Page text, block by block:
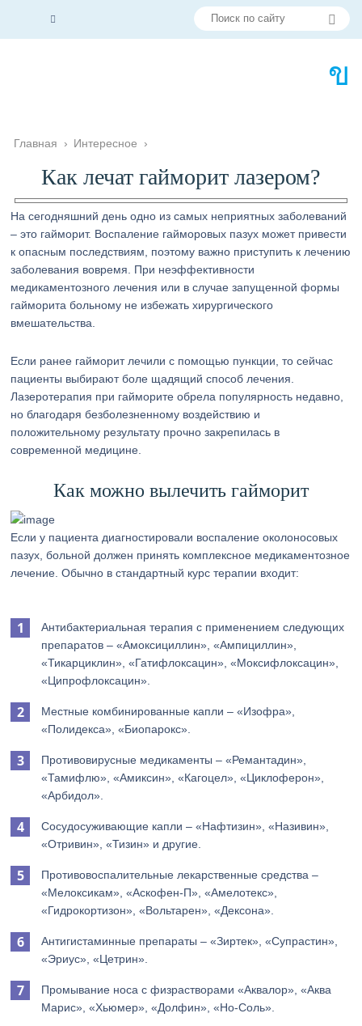
Главная › Интересное ›
Как лечат гайморит лазером?
На сегодняшний день одно из самых неприятных заболеваний
– это гайморит. Воспаление гайморовых пазух может привести
к опасным последствиям, поэтому важно приступить к лечению
заболевания вовремя. При неэффективности
медикаментозного лечения или в случае запущенной формы
гайморита больному не избежать хирургического
вмешательства.
Если ранее гайморит лечили с помощью пункции, то сейчас
пациенты выбирают боле щадящий способ лечения.
Лазеротерапия при гайморите обрела популярность недавно,
но благодаря безболезненному воздействию и
положительному результату прочно закрепилась в
современной медицине.
Как можно вылечить гайморит
Если у пациента диагностировали воспаление околоносовых
пазух, больной должен принять комплексное медикаментозное
лечение. Обычно в стандартный курс терапии входит:
Антибактериальная терапия с применением следующих
препаратов – «Амоксициллин», «Ампициллин»,
«Тикарциклин», «Гатифлоксацин», «Моксифлоксацин»,
«Ципрофлоксацин».
Местные комбинированные капли – «Изофра»,
«Полидекса», «Биопарокс».
Противовирусные медикаменты – «Ремантадин»,
«Тамифлю», «Амиксин», «Кагоцел», «Циклоферон»,
«Арбидол».
Сосудосуживающие капли – «Нафтизин», «Називин»,
«Отривин», «Тизин» и другие.
Противовоспалительные лекарственные средства –
«Мелоксикам», «Аскофен-П», «Амелотекс»,
«Гидрокортизон», «Вольтарен», «Дексона».
Антигистаминные препараты – «Зиртек», «Супрастин»,
«Эриус», «Цетрин».
Промывание носа с физрастворами «Аквалор», «Аква
Марис», «Хьюмер», «Долфин», «Но-Соль».